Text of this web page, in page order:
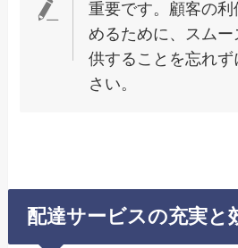
重要です。顧客の
めるために、スム
供することを忘れ
さい。
配達サービスの充実と